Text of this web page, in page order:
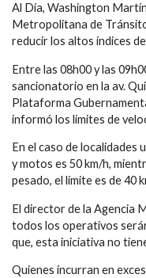
Al Día, Washington
Metropolitana de
reducir los altos índices
Entre las 08h00 y las
sancionatorio en la av.
Plataforma
informó los límites de
En el caso de localidades
y motos es 50 km/h,
pesado, el límite es de 40
El director de la Agencia
todos los operativos
que, esta iniciativa no
Quienes incurran en